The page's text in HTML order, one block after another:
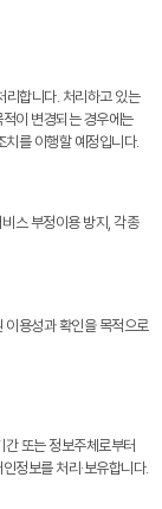
리합니다. 처리하고 있는
이 변경되는 경우에는
치를 이행할 예정입니다.
스 부정이용 방지, 각종
이용성과 확인을 목적으로
간 또는 정보주체로부터
정보를 처리·보유합니다.